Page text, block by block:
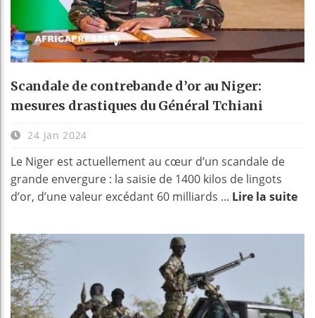
Scandale de contrebande d’or au Niger:
mesures drastiques du Général Tchiani
24 Jan 2024
Le Niger est actuellement au cœur d’un scandale de
grande envergure : la saisie de 1400 kilos de lingots
d’or, d’une valeur excédant 60 milliards ... Lire la suite